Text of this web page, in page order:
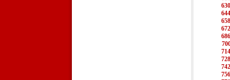
630
644
658
672
686
714
728
742
756